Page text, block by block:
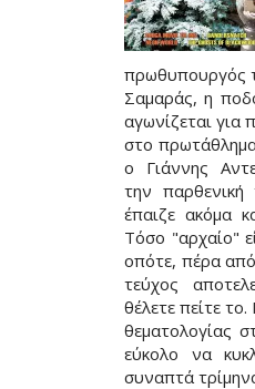
πρωθυπουργός
Σαμαράς, η
αγωνίζεται για
στο
ο Γιάννης
την
έπαιζε ακόμα
Τόσο "αρχαίο"
οπότε, πέρα
τεύχος
θέλετε πείτε
θεματολογίας
εύκολο να
συναπτά